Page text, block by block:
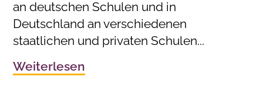
an deutschen Schulen und in
Deutschland an verschiedenen
staatlichen und privaten Schulen...
Weiterlesen